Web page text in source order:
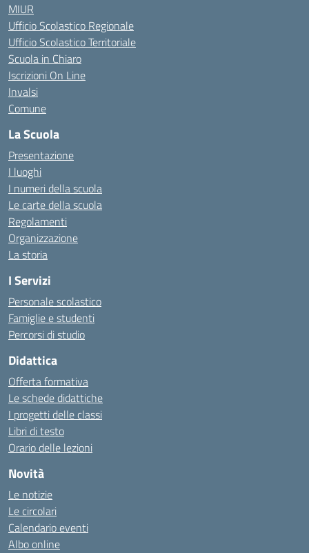
MIUR
Ufficio Scolastico Regionale
Ufficio Scolastico Territoriale
Scuola in Chiaro
Iscrizioni On Line
Invalsi
Comune
La Scuola
Presentazione
I luoghi
I numeri della scuola
Le carte della scuola
Regolamenti
Organizzazione
La storia
I Servizi
Personale scolastico
Famiglie e studenti
Percorsi di studio
Didattica
Offerta formativa
Le schede didattiche
I progetti delle classi
Libri di testo
Orario delle lezioni
Novità
Le notizie
Le circolari
Calendario eventi
Albo online